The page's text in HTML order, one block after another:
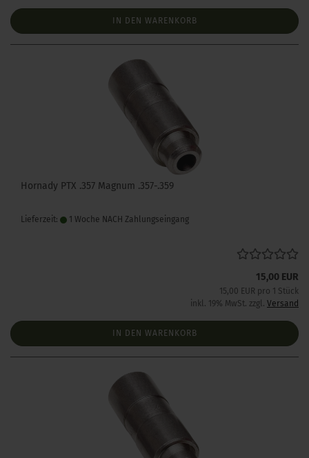
IN DEN WARENKORB
Hornady PTX .357 Magnum .357-.359
Lieferzeit: 1 Woche NACH Zahlungseingang
15,00 EUR
15,00 EUR pro 1 Stück
inkl. 19% MwSt. zzgl. Versand
IN DEN WARENKORB